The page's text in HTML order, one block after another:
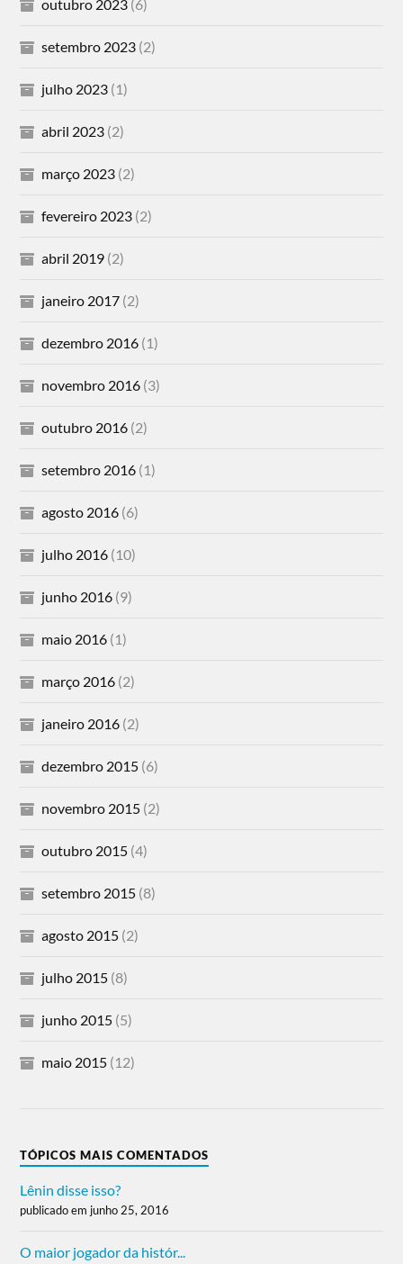
outubro 2023 (6)
setembro 2023 (2)
julho 2023 (1)
abril 2023 (2)
março 2023 (2)
fevereiro 2023 (2)
abril 2019 (2)
janeiro 2017 (2)
dezembro 2016 (1)
novembro 2016 (3)
outubro 2016 (2)
setembro 2016 (1)
agosto 2016 (6)
julho 2016 (10)
junho 2016 (9)
maio 2016 (1)
março 2016 (2)
janeiro 2016 (2)
dezembro 2015 (6)
novembro 2015 (2)
outubro 2015 (4)
setembro 2015 (8)
agosto 2015 (2)
julho 2015 (8)
junho 2015 (5)
maio 2015 (12)
TÓPICOS MAIS COMENTADOS
Lênin disse isso?
publicado em junho 25, 2016
O maior jogador da histór...